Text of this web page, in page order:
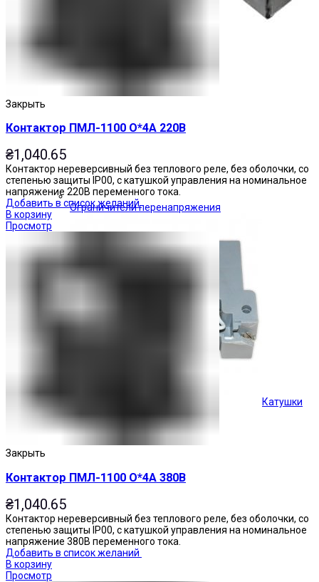
Ограничители перенапряжения
Катушки
Кнопки управления
Закрыть
Контактор ПМЛ-1100 О*4А 220В
₴1,040.65
Контактор нереверсивный без теплового реле, без оболочки, со
степенью защиты IP00, с катушкой управления на номинальное
напряжение 220В переменного тока.
Добавить в список желаний
В корзину
Просмотр
Закрыть
Контактор ПМЛ-1100 О*4А 380В
₴1,040.65
Контактор нереверсивный без теплового реле, без оболочки, со
степенью защиты IP00, с катушкой управления на номинальное
напряжение 380В переменного тока.
Добавить в список желаний
В корзину
Просмотр